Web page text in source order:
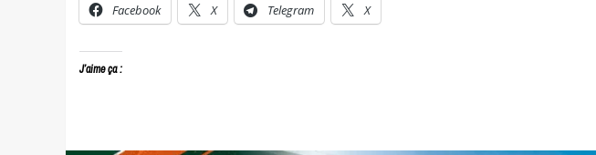
Facebook X Telegram X
J’aime ça :